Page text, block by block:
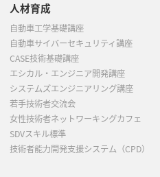
人材育成
自動車工学基礎講座
自動車サイバーセキュリティ講座
CASE技術基礎講座
エシカル・エンジニア開発講座
システムズエンジニアリング講座
若手技術者交流会
女性技術者ネットワーキングカフェ
SDVスキル標準
技術者能力開発支援システム（CPD）